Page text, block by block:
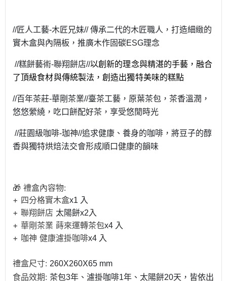
//匠人工藝-木匠兄妹// 傳承二代的木匠職人，打造細緻的
實木盒與內隔板，推廣木作固碳ESG理念
//糕餅藝術-聯翔餅店//以創新的理念與精湛的手藝，融合
了頂級食材與傳統製法，創造出獨特美味的糕點
//百年茶莊-華剛茶業//臺茶工藝，原葉茶包，茶香溫潤，
悠悠縈繞，吃口餅配好茶，享受悠閒時光
//莊園級咖啡-珈神//追求健康、養身的咖啡，將豆子的醇
香與獨特烘焙法交會形成順口健康的韻味
🎁 禮盒內容物:
+ 四分格實木盒x1 入
+ 聯翔餅店 太陽餅x2入
+ 華剛茶業 蒔來運轉茶包x4 入
+ 咖神 健康濾掛咖啡x4 入
禮盒尺寸: 260X260X65 mm
食品效期: 茶包3年、 濾掛咖啡1年、太陽餅20天，皆依出